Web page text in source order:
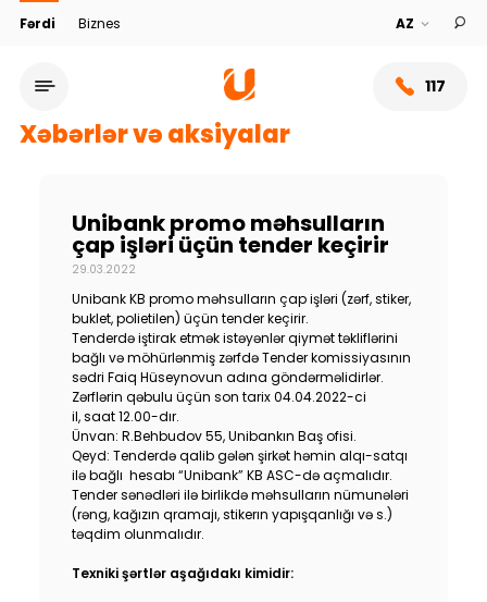
Fərdi Biznes
117
Xidmət şəbəkəsi
Bank haqqında
Dayanıqlılıq
Keşbek
Xəbərlər və aksiyalar
Unibank promo məhsulların
çap işləri üçün tender keçirir
29.03.2022
Unibank KB promo məhsulların çap işləri (zərf, stiker,
buklet, polietilen) üçün tender keçirir.
Tenderdə iştirak etmək istəyənlər qiymət təkliflərini
bağlı və möhürlənmiş zərfdə Tender komissiyasının
sədri Faiq Hüseynovun adına göndərməlidirlər.
Zərflərin qəbulu üçün son tarix 04.04.2022-ci
il, saat 12.00-dır.
Ünvan: R.Behbudov 55, Unibankın Baş ofisi.
Qeyd: Tenderdə qalib gələn şirkət həmin alqı-satqı
ilə bağlı hesabı “Unibank” KB ASC-də açmalıdır.
Tender sənədləri ilə birlikdə məhsulların nümunələri
(rəng, kağızın qramajı, stikerın yapışqanlığı və s.)
təqdim olunmalıdır.
Texniki şərtlər aşağıdakı kimidir: